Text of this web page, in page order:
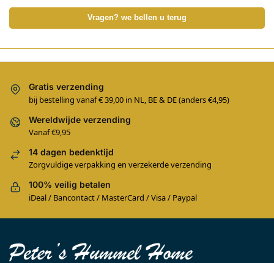
Vragen? we bellen u terug
Gratis verzending
bij bestelling vanaf € 39,00 in NL, BE & DE (anders €4,95)
Wereldwijde verzending
Vanaf €9,95
14 dagen bedenktijd
Zorgvuldige verpakking en verzekerde verzending
100% veilig betalen
iDeal / Bancontact / MasterCard / Visa / Paypal